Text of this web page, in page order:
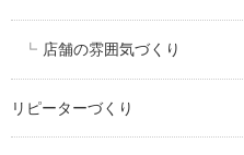
店舗の雰囲気づくり
リピーターづくり